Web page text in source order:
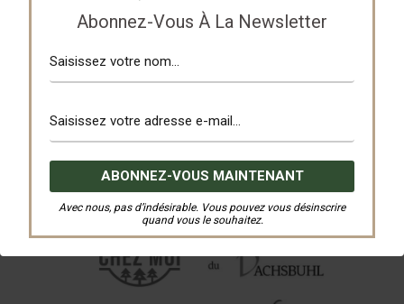
Abonnez-Vous À La Newsletter
Avec nous, pas d’indésirable. Vous pouvez vous désinscrire
quand vous le souhaitez.